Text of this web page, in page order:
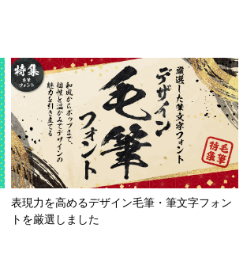
表現力を高めるデザイン毛筆・筆文字フォン
トを厳選しました